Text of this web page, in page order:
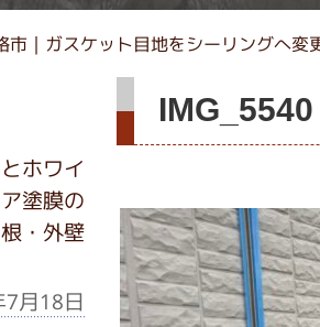
市｜ガスケット目地をシーリングへ変
IMG_5540
ホワイ
塗膜の
・外壁
7月18日